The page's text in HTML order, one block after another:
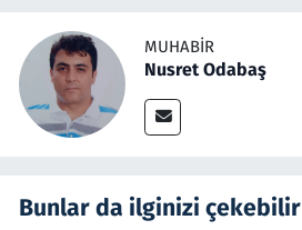
MUHABIR
Nusret Odabaş
Bunlar da ilginizi çekebilir